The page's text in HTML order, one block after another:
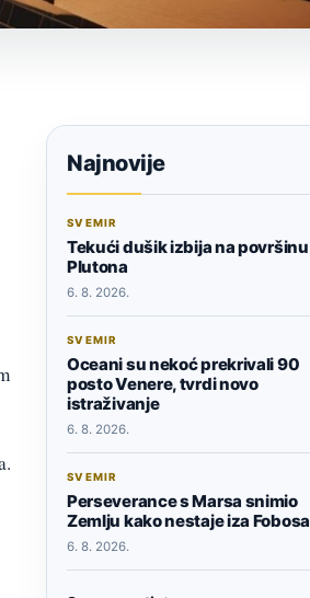
Najnovije
SVEMIR
Tekući dušik izbija na površinu
Plutona
6. 8. 2026.
SVEMIR
Oceani su nekoć prekrivali 90
posto Venere, tvrdi novo
istraživanje
6. 8. 2026.
SVEMIR
Perseverance s Marsa snimio
Zemlju kako nestaje iza Fobosa
6. 8. 2026.